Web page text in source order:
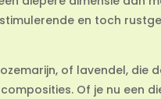
en toch
of lavendel, die
Of je nu een